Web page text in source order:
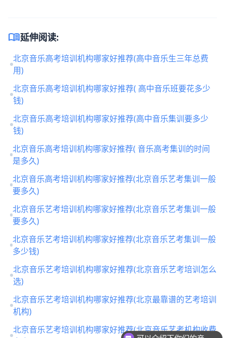
menu_book延伸阅读:
北京音乐高考培训机构哪家好推荐(高中音乐生三年总费
用)
北京音乐高考培训机构哪家好推荐( 高中音乐班要花多少
钱)
北京音乐高考培训机构哪家好推荐(高中音乐集训要多少
钱)
北京音乐高考培训机构哪家好推荐( 音乐高考集训的时间
是多久)
北京音乐高考培训机构哪家好推荐(北京音乐艺考集训一般
要多久)
北京音乐艺考培训机构哪家好推荐(北京音乐艺考集训一般
要多久)
北京音乐艺考培训机构哪家好推荐(北京音乐艺考集训一般
多少钱)
北京音乐艺考培训机构哪家好推荐(北京音乐艺考培训怎么
选)
北京音乐艺考培训机构哪家好推荐(北京最靠谱的艺考培训
机构)
北京音乐艺考培训机构哪家好推荐(北京音乐艺考机构收费